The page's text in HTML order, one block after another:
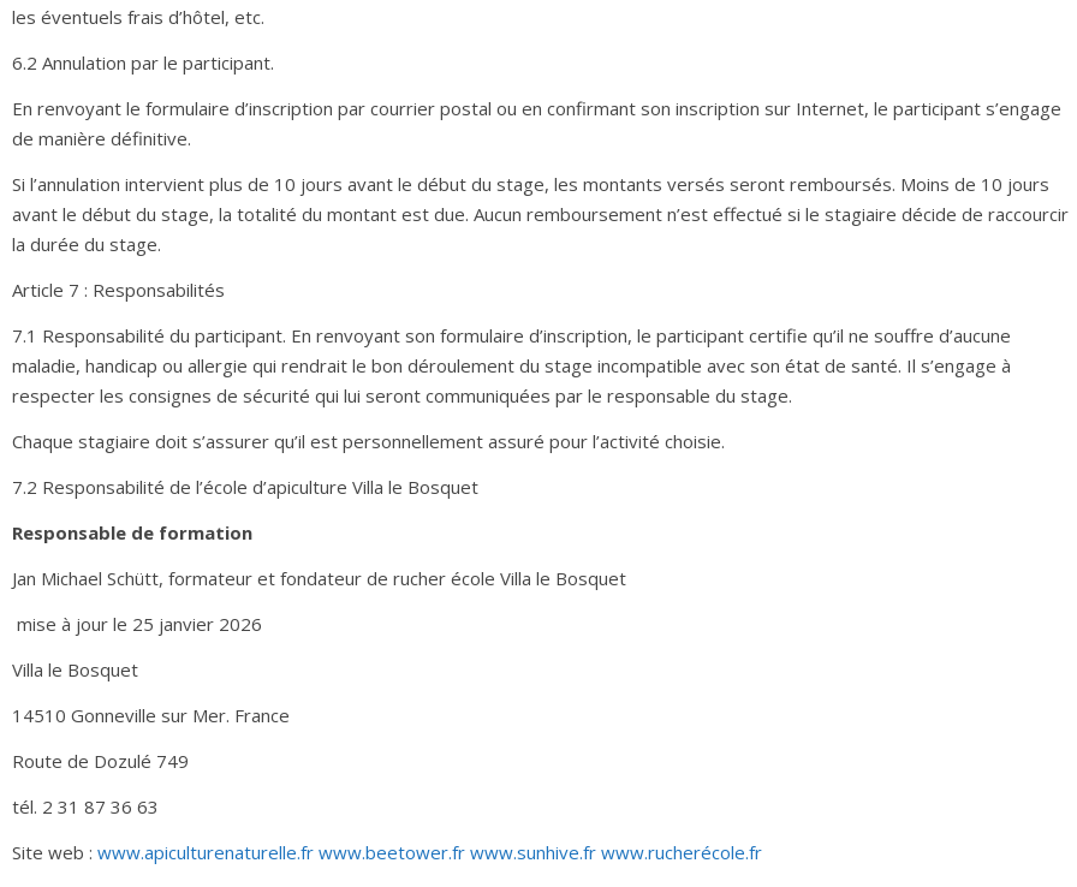
les éventuels frais d’hôtel, etc.
6.2 Annulation par le participant.
En renvoyant le formulaire d’inscription par courrier postal ou en confirmant son inscription sur Internet, le participant s’engage
de manière définitive.
Si l’annulation intervient plus de 10 jours avant le début du stage, les montants versés seront remboursés. Moins de 10 jours
avant le début du stage, la totalité du montant est due. Aucun remboursement n’est effectué si le stagiaire décide de raccourcir
la durée du stage.
Article 7 : Responsabilités
7.1 Responsabilité du participant. En renvoyant son formulaire d’inscription, le participant certifie qu’il ne souffre d’aucune
maladie, handicap ou allergie qui rendrait le bon déroulement du stage incompatible avec son état de santé. Il s’engage à
respecter les consignes de sécurité qui lui seront communiquées par le responsable du stage.
Chaque stagiaire doit s’assurer qu’il est personnellement assuré pour l’activité choisie.
7.2 Responsabilité de l’école d’apiculture Villa le Bosquet
Responsable de formation
Jan Michael Schütt, formateur et fondateur de rucher école Villa le Bosquet
mise à jour le 25 janvier 2026
Villa le Bosquet
14510 Gonneville sur Mer. France
Route de Dozulé 749
tél. 2 31 87 36 63
Site web : www.apiculturenaturelle.fr www.beetower.fr www.sunhive.fr www.rucherécole.fr